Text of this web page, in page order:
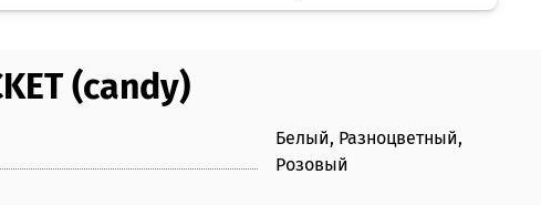
(candy)
Белый, Разноцветный,
Розовый